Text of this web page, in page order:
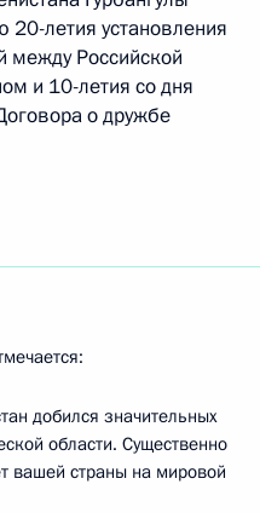
летия установления
между Российской
и 10-летия со дня
о дружбе
добился значительных
области. Существенно
вашей страны на мировой